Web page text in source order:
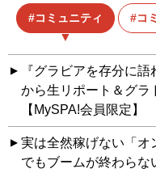
コミュニティ コ
『グラビアを存分に
から生リポート＆グラ
【MySPA!会員限定】
実は全然稼げない「
でもブームが終わらな